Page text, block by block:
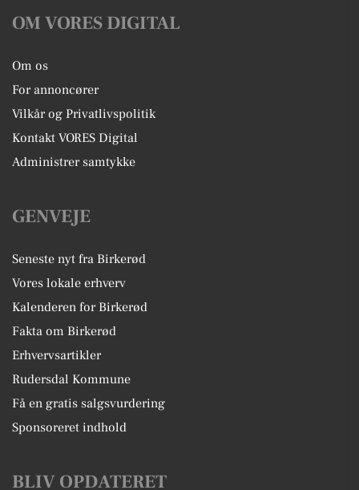
OM VORES DIGITAL
Om os
For annoncører
Vilkår og Privatlivspolitik
Kontakt VORES Digital
Administrer samtykke
GENVEJE
Seneste nyt fra Birkerød
Vores lokale erhverv
Kalenderen for Birkerød
Fakta om Birkerød
Erhvervsartikler
Rudersdal Kommune
Få en gratis salgsvurdering
Sponsoreret indhold
BLIV OPDATERET